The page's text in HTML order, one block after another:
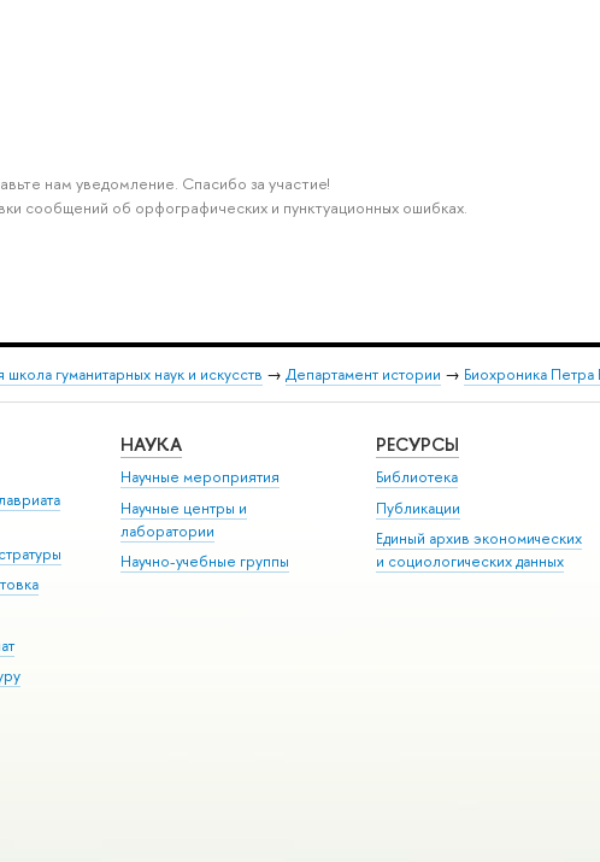
нам уведомление. Спасибо за участие!
сообщений об орфографических и пунктуационных ошибках.
гуманитарных наук и искусств → Департамент истории → Биохроника
НАУКА
Научные мероприятия
Научные центры и
лаборатории
Научно-учебные группы
РЕСУРСЫ
Библиотека
Публикации
Единый архив экономических
и социологических данных